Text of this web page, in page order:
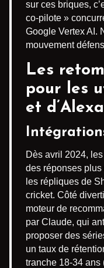
sur ces briques,
co-pilote »
Google Vertex AI.
mouvement
Les
pour les
et d’Alexa
Dès avril 2024,
des réponses
les répliques de
cricket. Côté
moteur de
par Claude, qui
proposer des
un taux de
tranche 18-34 ans